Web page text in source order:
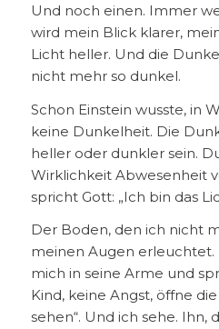
Und noch einen. Immer
wird mein Blick klarer,
Licht heller. Und die
nicht mehr so dunkel.
Schon Einstein wusste, in
keine Dunkelheit. Die
heller oder dunkler sein.
Wirklichkeit Abwesenheit
spricht Gott: „Ich bin das
Der Boden, den ich nicht
meinen Augen erleuchtet.
mich in seine Arme und
Kind, keine Angst, öffne
sehen“. Und ich sehe.